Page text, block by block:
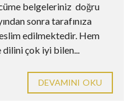
belgeleriniz doğru
sonra tarafınıza
edilmektedir. Hem
çok iyi bilen...
DEVAMINI OKU